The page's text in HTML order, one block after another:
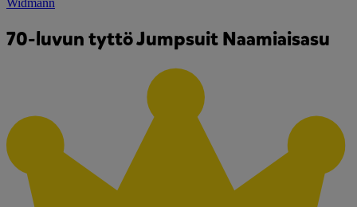
70-luvun tyttö Jumpsuit Naamiaisasu